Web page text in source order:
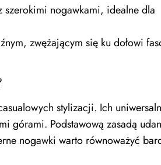
szerokimi nogawkami, idealne dla
zwężającym się ku dołowi
stylizacji. Ich
górami. Podstawową zasadą
nogawki warto równoważyć